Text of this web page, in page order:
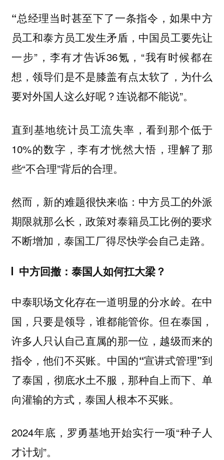
“总经理当时甚至下了一条指令，如果中方
员工和泰方员工发生矛盾，中国员工要先让
一步”，李有才告诉36氪，“我有时候都在
想，领导们是不是膝盖有点太软了，为什么
要对外国人这么好呢？连说都不能说”。
直到基地统计员工流失率，看到那个低于
10%的数字，李有才恍然大悟，理解了那
些“不合理”背后的合理。
然而，新的难题很快来临：中方员工的外派
期限就那么长，政策对泰籍员工比例的要求
不断增加，泰国工厂得尽快学会自己走路。
中方回撤：泰国人如何扛大梁？
中泰职场文化存在一道明显的分水岭。在中
国，只要是领导，谁都能管你。但在泰国，
许多人只认自己直属的那一位，越级而来的
指令，他们不买账。 中国的“宣讲式管理”到
了泰国，彻底水土不服，那种自上而下、单
向灌输的方式，泰国人根本不买账。
2024年底，罗勇基地开始实行一项“种子人
才计划”。